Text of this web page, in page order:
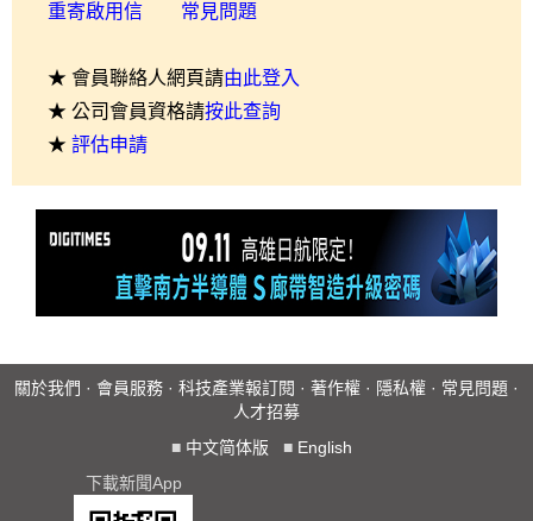
重寄啟用信 常見問題
★ 會員聯絡人網頁請由此登入
★ 公司會員資格請按此查詢
★ 評估申請
關於我們 · 會員服務 · 科技產業報訂閱 · 著作權 · 隱私權 · 常見問題 ·
人才招募
■ 中文简体版 ■ English
下載新聞App